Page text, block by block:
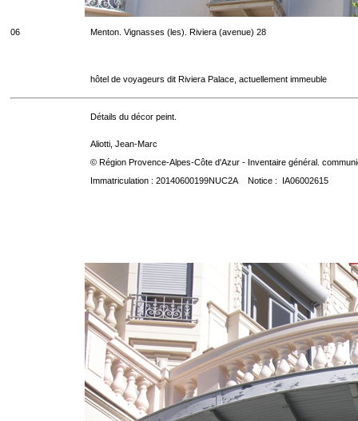
06 Menton. Vignasses (les). Riviera (avenue) 28
hôtel de voyageurs dit Riviera Palace, actuellement immeuble
Détails du décor peint.
Aliotti, Jean-Marc
© Région Provence-Alpes-Côte d'Azur - Inventaire général.
Immatriculation : 20140600199NUC2A Notice : IA06002615